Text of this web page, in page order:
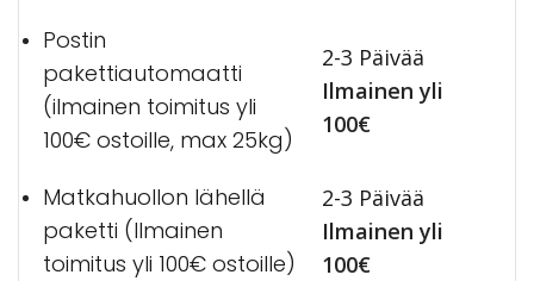
Postin
pakettiautomaatti
(ilmainen toimitus yli
100€ ostoille, max 25kg)
2-3 Päivää
Ilmainen yli
100€
Matkahuollon lähellä
paketti (Ilmainen
toimitus yli 100€ ostoille)
2-3 Päivää
Ilmainen yli
100€